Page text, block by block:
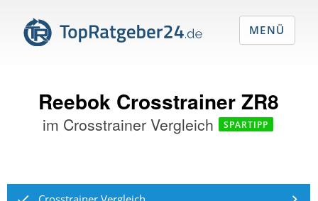
Reebok Crosstrainer ZR8
im Crosstrainer Vergleich SPARTIPP
MENÜ